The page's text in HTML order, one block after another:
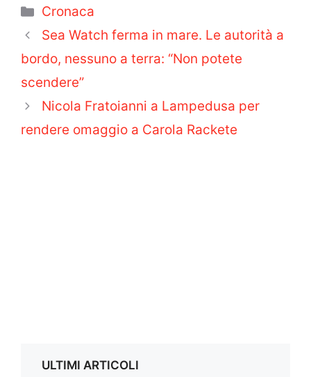
Categorie
Cronaca
Sea Watch ferma in mare. Le autorità a
bordo, nessuno a terra: “Non potete
scendere”
Nicola Fratoianni a Lampedusa per
rendere omaggio a Carola Rackete
ULTIMI ARTICOLI